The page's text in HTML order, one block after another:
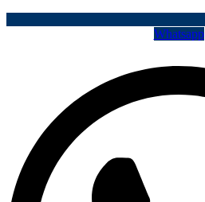
Whatsapp